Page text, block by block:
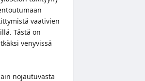
vaativien
Tästä on
venyvissä
nojautuvasta